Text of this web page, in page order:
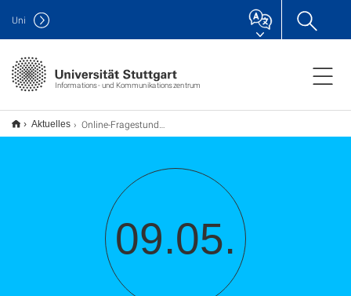
Informations- und Kommunikationszentrum
Uni
Aktuelles Online-Fragestunde OpenCms
09.05.